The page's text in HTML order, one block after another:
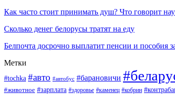
Как часто стоит принимать душ? Что говорит
Сколько денег белорусы тратят на еду
Белпочта досрочно выплатит пенсии и пособия
Метки
#tochka #авто #автобус #барановичи
#животное #зарплата #здоровье #каменец #кобрин